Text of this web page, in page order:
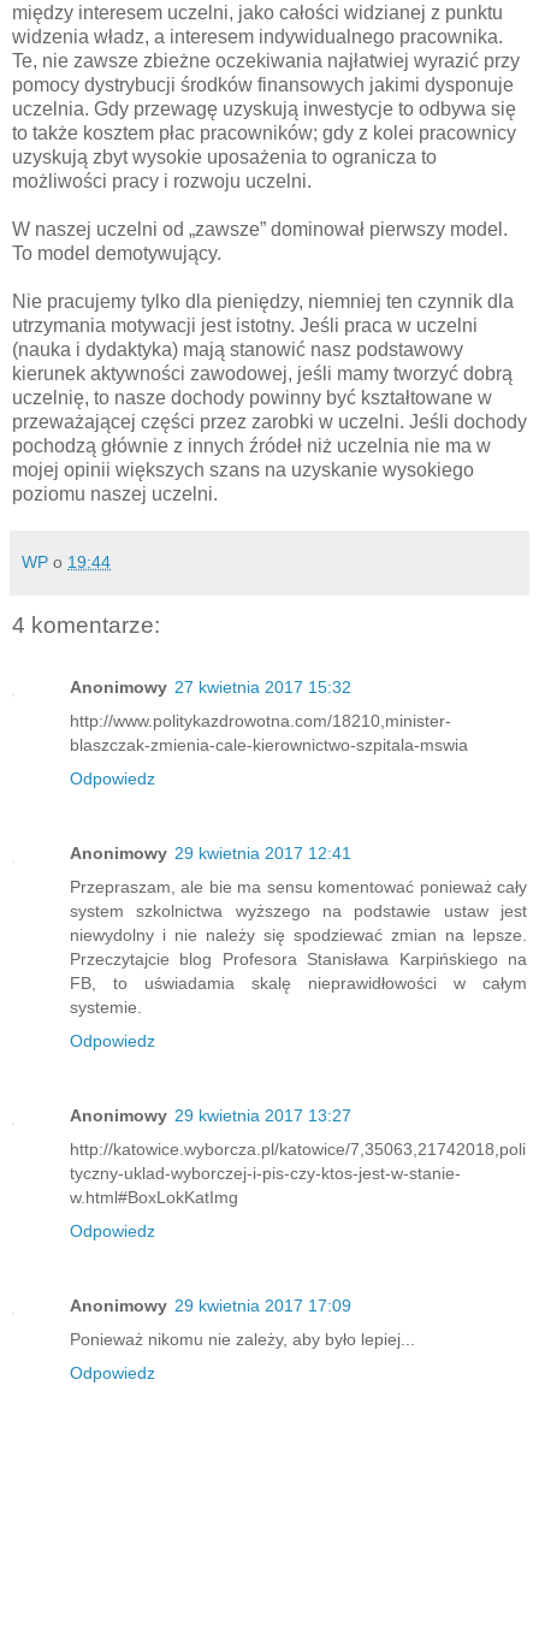
między interesem uczelni, jako całości widzianej z punktu
widzenia władz, a interesem indywidualnego pracownika.
Te, nie zawsze zbieżne oczekiwania najłatwiej wyrazić przy
pomocy dystrybucji środków finansowych jakimi dysponuje
uczelnia. Gdy przewagę uzyskują inwestycje to odbywa się
to także kosztem płac pracowników; gdy z kolei pracownicy
uzyskują zbyt wysokie uposażenia to ogranicza to
możliwości pracy i rozwoju uczelni.
W naszej uczelni od „zawsze” dominował pierwszy model.
To model demotywujący.
Nie pracujemy tylko dla pieniędzy, niemniej ten czynnik dla
utrzymania motywacji jest istotny. Jeśli praca w uczelni
(nauka i dydaktyka) mają stanowić nasz podstawowy
kierunek aktywności zawodowej, jeśli mamy tworzyć dobrą
uczelnię, to nasze dochody powinny być kształtowane w
przeważającej części przez zarobki w uczelni. Jeśli dochody
pochodzą głównie z innych źródeł niż uczelnia nie ma w
mojej opinii większych szans na uzyskanie wysokiego
poziomu naszej uczelni.
WP o 19:44
4 komentarze:
Anonimowy 27 kwietnia 2017 15:32
http://www.politykazdrowotna.com/18210,minister-
blaszczak-zmienia-cale-kierownictwo-szpitala-mswia
Odpowiedz
Anonimowy 29 kwietnia 2017 12:41
Przepraszam, ale bie ma sensu komentować ponieważ cały
system szkolnictwa wyższego na podstawie ustaw jest
niewydolny i nie należy się spodziewać zmian na lepsze.
Przeczytajcie blog Profesora Stanisława Karpińskiego na
FB, to uświadamia skalę nieprawidłowości w całym
systemie.
Odpowiedz
Anonimowy 29 kwietnia 2017 13:27
http://katowice.wyborcza.pl/katowice/7,35063,21742018,poli
tyczny-uklad-wyborczej-i-pis-czy-ktos-jest-w-stanie-
w.html#BoxLokKatImg
Odpowiedz
Anonimowy 29 kwietnia 2017 17:09
Ponieważ nikomu nie zależy, aby było lepiej...
Odpowiedz